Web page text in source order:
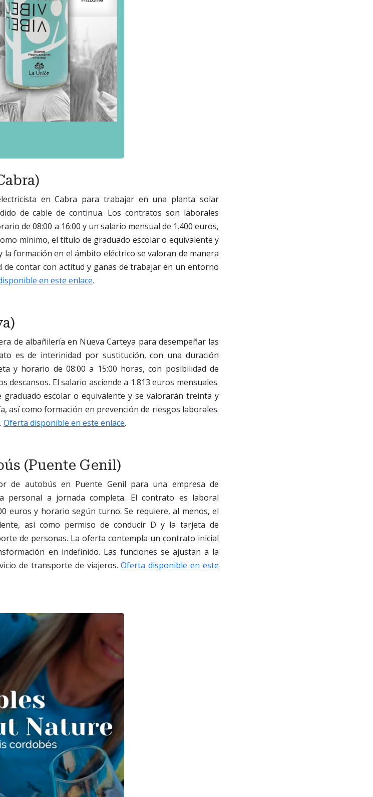
en Cabra para trabajar en una planta solar
de cable de continua. Los contratos son laborales
de 08:00 a 16:00 y un salario mensual de 1.400 euros,
mínimo, el título de graduado escolar o equivalente y
la formación en el ámbito eléctrico se valoran de manera
de contar con actitud y ganas de trabajar en un entorno
en este enlace.
de albañilería en Nueva Carteya para desempeñar las
es de interinidad por sustitución, con una duración
y horario de 08:00 a 15:00 horas, con posibilidad de
El salario asciende a 1.813 euros mensuales.
escolar o equivalente y se valorarán treinta y
así como formación en prevención de riesgos laborales.
Oferta disponible en este enlace.
(Puente Genil)
de autobús en Puente Genil para una empresa de
personal a jornada completa. El contrato es laboral
euros y horario según turno. Se requiere, al menos, el
así como permiso de conducir D y la tarjeta de
de personas. La oferta contempla un contrato inicial
en indefinido. Las funciones se ajustan a la
de transporte de viajeros.Oferta disponible en este